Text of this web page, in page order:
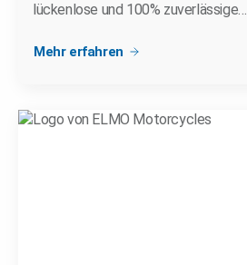
lückenlose und 100% zuverlässige…
Mehr erfahren